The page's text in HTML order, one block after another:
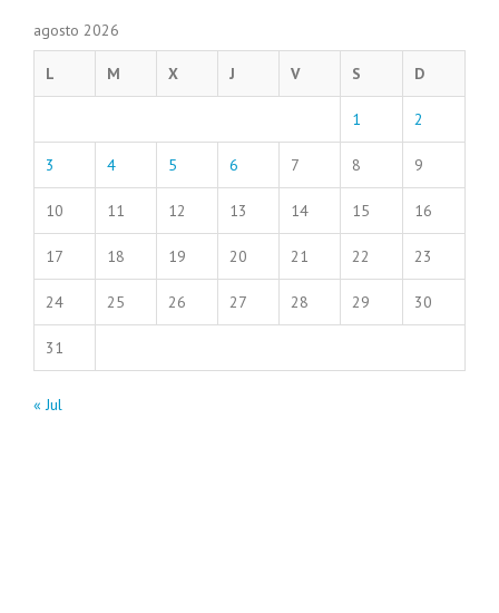
agosto 2026
L M X J V S D
1 2
3 4 5 6 7 8 9
10 11 12 13 14 15 16
17 18 19 20 21 22 23
24 25 26 27 28 29 30
31
« Jul